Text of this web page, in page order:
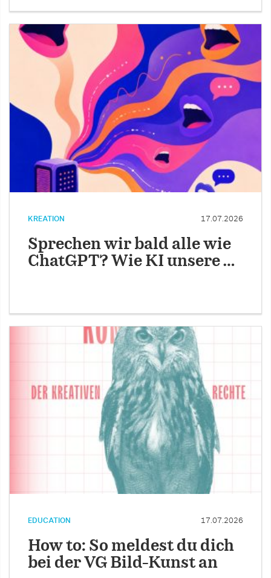
KREATION 17.07.2026
Sprechen wir bald alle wie
ChatGPT? Wie KI unsere …
EDUCATION 17.07.2026
How to: So meldest du dich
bei der VG Bild-Kunst an